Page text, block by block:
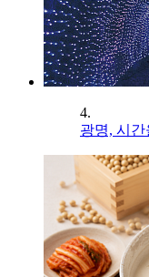
4.
광명, 시